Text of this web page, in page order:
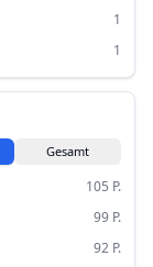
1
1
Gesamt
105 P.
99 P.
92 P.